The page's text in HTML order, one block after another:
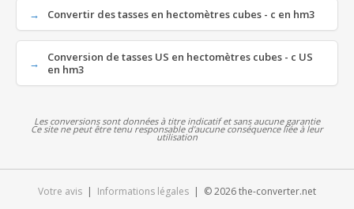
Convertir des tasses en hectomètres cubes - c en hm3
Conversion de tasses US en hectomètres cubes - c US
en hm3
Les conversions sont données à titre indicatif et sans aucune garantie
Ce site ne peut être tenu responsable d'aucune conséquence liée à leur
utilisation
Votre avis | Informations légales | © 2026 the-converter.net